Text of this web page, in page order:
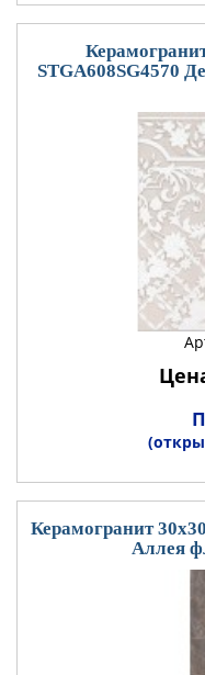
STGA608SG4570
Керамогранит
Аллея